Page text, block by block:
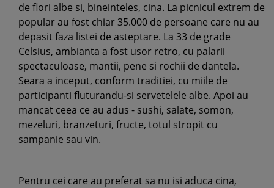
de flori albe si, bineinteles, cina. La picnicul extrem de
popular au fost chiar 35.000 de persoane care nu au
depasit faza listei de asteptare. La 33 de grade
Celsius, ambianta a fost usor retro, cu palarii
spectaculoase, mantii, pene si rochii de dantela.
Seara a inceput, conform traditiei, cu miile de
participanti fluturandu-si servetelele albe. Apoi au
mancat ceea ce au adus - sushi, salate, somon,
mezeluri, branzeturi, fructe, totul stropit cu
sampanie sau vin.
Pentru cei care au preferat sa nu isi aduca cina,